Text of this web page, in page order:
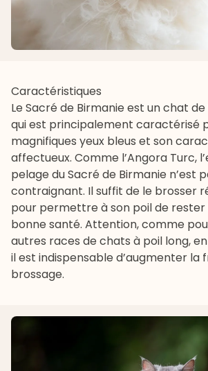
Caractéristiques
Le Sacré de Birmanie est un chat
qui est principalement caractérisé
magnifiques yeux bleus et son
affectueux. Comme l’Angora Turc,
pelage du Sacré de Birmanie n’est
contraignant. Il suffit de le brosser
pour permettre à son poil de
bonne santé. Attention, comme
autres races de chats à poil long,
il est indispensable d’augmenter la
brossage.